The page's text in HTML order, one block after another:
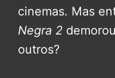
cinemas. Mas
Negra 2
outros?